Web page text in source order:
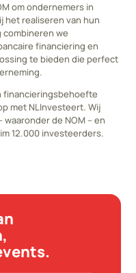
om ondernemers in
het realiseren van hun
combineren we
financiering en
te bieden die perfect
financieringsbehoefte
met NLInvesteert. Wij
de NOM – en
12.000 investeerders.